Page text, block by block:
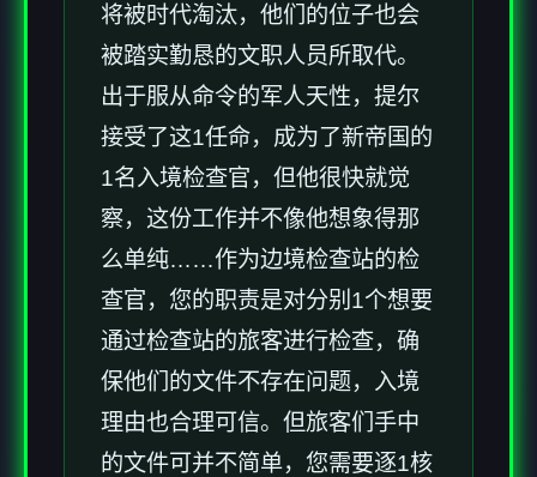
将被时代淘汰，他们的位子也会
被踏实勤恳的文职人员所取代。
出于服从命令的军人天性，提尔
接受了这1任命，成为了新帝国的
1名入境检查官，但他很快就觉
察，这份工作并不像他想象得那
么单纯……作为边境检查站的检
查官，您的职责是对分别1个想要
通过检查站的旅客进行检查，确
保他们的文件不存在问题，入境
理由也合理可信。但旅客们手中
的文件可并不简单，您需要逐1核